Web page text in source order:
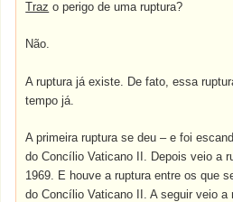
Traz o perigo de uma ruptura?
Não.
A ruptura já existe. De fato, essa
tempo já.
A primeira ruptura se deu – e foi
do Concílio Vaticano II. Depois veio a
1969. E houve a ruptura entre os que
do Concílio Vaticano II. A seguir veio